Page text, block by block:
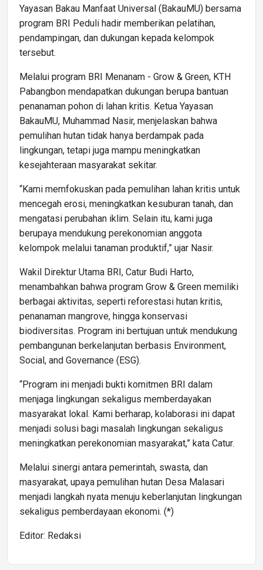
Yayasan Bakau Manfaat Universal (BakauMU) bersama
program BRI Peduli hadir memberikan pelatihan,
pendampingan, dan dukungan kepada kelompok
tersebut.
Melalui program BRI Menanam - Grow & Green, KTH
Pabangbon mendapatkan dukungan berupa bantuan
penanaman pohon di lahan kritis. Ketua Yayasan
BakauMU, Muhammad Nasir, menjelaskan bahwa
pemulihan hutan tidak hanya berdampak pada
lingkungan, tetapi juga mampu meningkatkan
kesejahteraan masyarakat sekitar.
“Kami memfokuskan pada pemulihan lahan kritis untuk
mencegah erosi, meningkatkan kesuburan tanah, dan
mengatasi perubahan iklim. Selain itu, kami juga
berupaya mendukung perekonomian anggota
kelompok melalui tanaman produktif,” ujar Nasir.
Wakil Direktur Utama BRI, Catur Budi Harto,
menambahkan bahwa program Grow & Green memiliki
berbagai aktivitas, seperti reforestasi hutan kritis,
penanaman mangrove, hingga konservasi
biodiversitas. Program ini bertujuan untuk mendukung
pembangunan berkelanjutan berbasis Environment,
Social, and Governance (ESG).
“Program ini menjadi bukti komitmen BRI dalam
menjaga lingkungan sekaligus memberdayakan
masyarakat lokal. Kami berharap, kolaborasi ini dapat
menjadi solusi bagi masalah lingkungan sekaligus
meningkatkan perekonomian masyarakat,” kata Catur.
Melalui sinergi antara pemerintah, swasta, dan
masyarakat, upaya pemulihan hutan Desa Malasari
menjadi langkah nyata menuju keberlanjutan lingkungan
sekaligus pemberdayaan ekonomi. (*)
Editor: Redaksi